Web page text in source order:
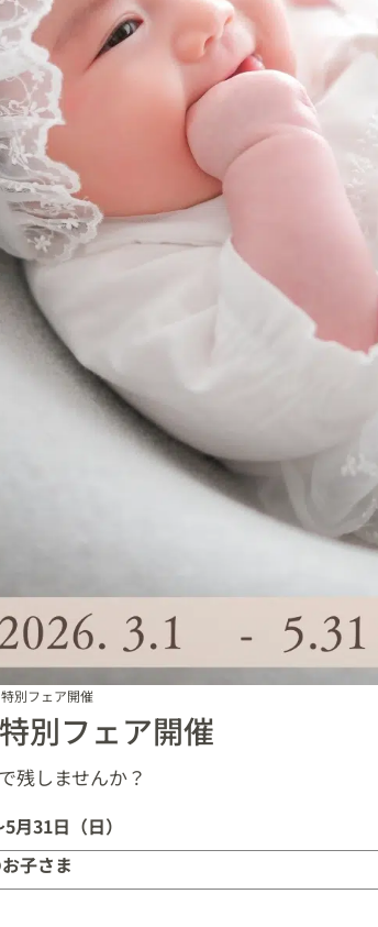
別フェア開催
別フェア開催
残しませんか？
月31日（日）
子さま